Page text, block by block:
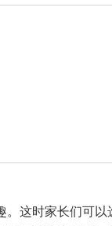
这时家长们可以